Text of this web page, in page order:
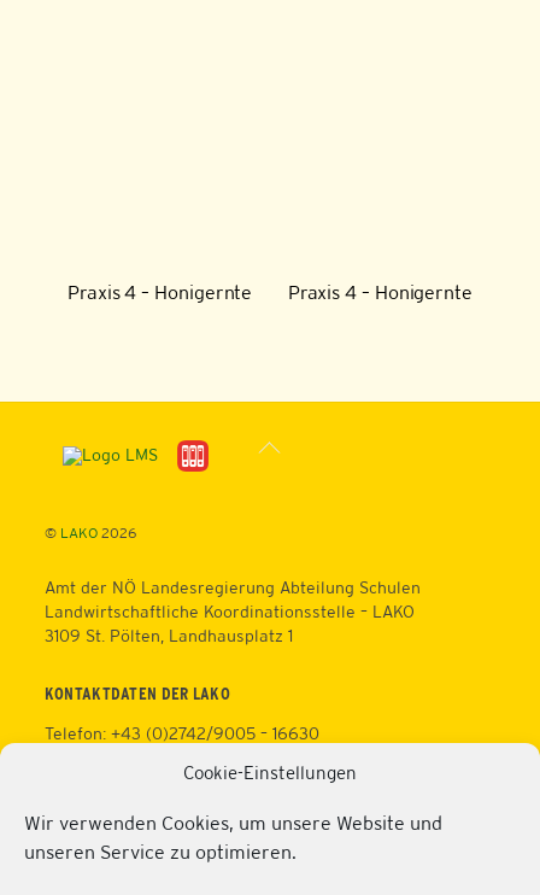
Cookie-Einstellungen
Wir verwenden Cookies, um unsere Website und
unseren Service zu optimieren.
Praxis 4 – Honigernte Praxis 4 – Honigernte
Back
© LAKO2026
Amt der NÖ Landesregierung Abteilung Schulen
Landwirtschaftliche Koordinationsstelle – LAKO
3109 St. Pölten, Landhausplatz 1
KONTAKTDATEN DER LAKO
Telefon: +43 (0)2742/9005 – 16630
https://lako.at
Datenschutz
Impressum